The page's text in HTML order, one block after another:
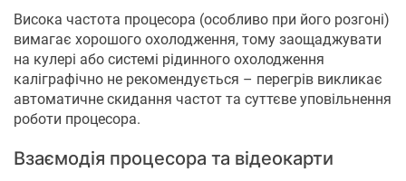
Висока частота процесора (особливо при його розгоні)
вимагає хорошого охолодження, тому заощаджувати
на кулері або системі рідинного охолодження
каліграфічно не рекомендується – перегрів викликає
автоматичне скидання частот та суттєве уповільнення
роботи процесора.
Взаємодія процесора та відеокарти